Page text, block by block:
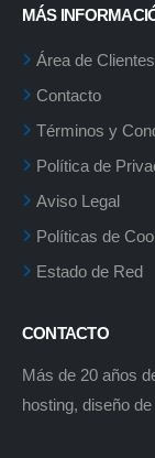
MÁS
Área de Clientes
Contacto
Términos y
Política de
Aviso Legal
Políticas de
Estado de Red
CONTACTO
Más de 20 años
hosting, diseño